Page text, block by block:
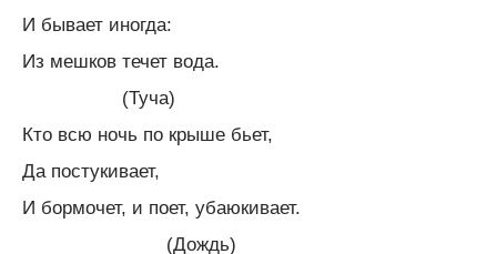
И бывает иногда:
Из мешков течет вода.
(Туча)
Кто всю ночь по крыше бьет,
Да постукивает,
И бормочет, и поет, убаюкивает.
(Дождь)